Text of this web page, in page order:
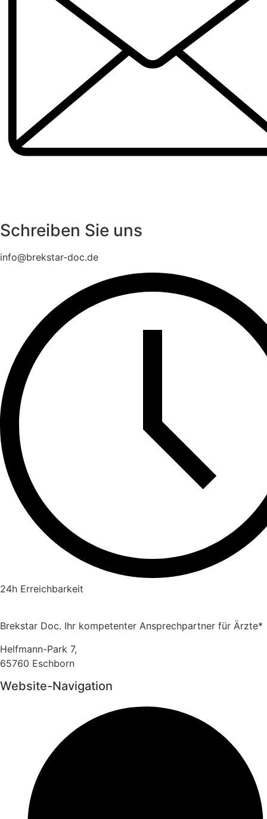
Schreiben Sie uns
info@brekstar-doc.de
24h Erreichbarkeit
Brekstar Doc. Ihr kompetenter Ansprechpartner für Ärzte*
Helfmann-Park 7,
65760 Eschborn
Website-Navigation